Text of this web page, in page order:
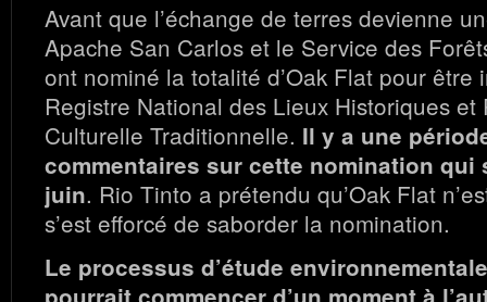
Avant que l’échange de terres devienne
Apache San Carlos et le Service des
ont nominé la totalité d’Oak Flat pour être
Registre National des Lieux Historiques et
Culturelle Traditionnelle. Il y a une
commentaires sur cette nomination qui
juin. Rio Tinto a prétendu qu’Oak Flat
s’est efforcé de saborder la nomination.
Le processus d’étude